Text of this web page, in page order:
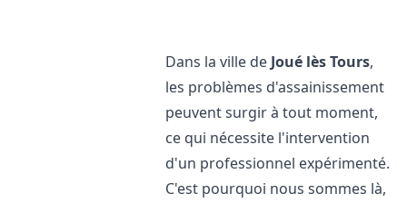
Dans la ville de Joué lès Tours,
les problèmes d'assainissement
peuvent surgir à tout moment,
ce qui nécessite l'intervention
d'un professionnel expérimenté.
C'est pourquoi nous sommes là,